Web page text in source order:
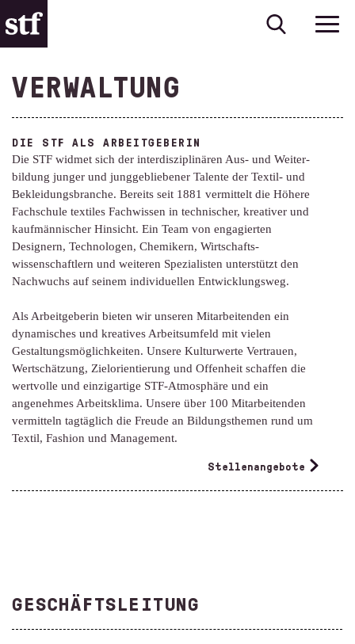
VERWALTUNG
DIE STF ALS ARBEITGEBERIN
Die STF widmet sich der interdiszi­plinären Aus- und Weiter­
bildung junger und jung­gebliebener Talente der Textil- und
Bekleidungs­branche. Bereits seit 1881 vermittelt die Höhere
Fachschule textiles Fachwissen in technischer, kreativer und
kaufmännischer Hinsicht. Ein Team von engagierten
Designern, Technologen, Chemikern, Wirtschafts­
wissenschaftlern und weiteren Spezialisten unterstützt den
Nachwuchs auf seinem individuellen Entwicklungsweg.
Als Arbeitgeberin bieten wir unseren Mitarbeitenden ein
dynamisches und kreatives Arbeits­umfeld mit vielen
Gestaltungs­möglichkeiten. Unsere Kulturwerte Vertrauen,
Wertschätzung, Zielorientierung und Offenheit schaffen die
wertvolle und einzigartige STF-Atmosphäre und ein
angenehmes Arbeitsklima. Unsere über 100 Mitarbeitenden
vermitteln tagtäglich die Freude an Bildungs­themen rund um
Textil, Fashion und Management.
Stellenangebote
GESCHÄFTSLEITUNG